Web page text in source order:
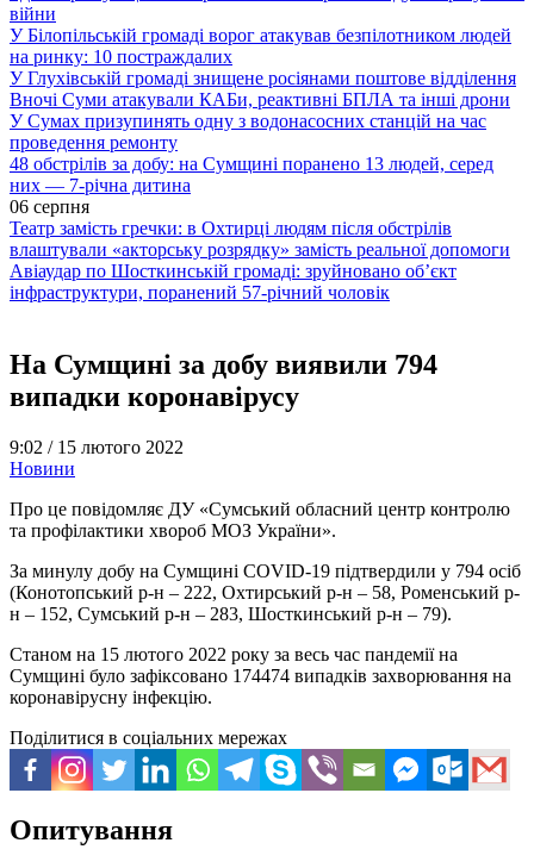
війни
У Білопільській громаді ворог атакував безпілотником людей
на ринку: 10 постраждалих
У Глухівській громаді знищене росіянами поштове відділення
Вночі Суми атакували КАБи, реактивні БПЛА та інші дрони
У Сумах призупинять одну з водонасосних станцій на час
проведення ремонту
48 обстрілів за добу: на Сумщині поранено 13 людей, серед
них — 7-річна дитина
06 серпня
Театр замість гречки: в Охтирці людям після обстрілів
влаштували «акторську розрядку» замість реальної допомоги
Авіаудар по Шосткинській громаді: зруйновано об’єкт
інфраструктури, поранений 57-річний чоловік
На Сумщині за добу виявили 794
випадки коронавірусу
9:02 / 15 лютого 2022
Новини
Про це повідомляє ДУ «Сумський обласний центр контролю
та профілактики хвороб МОЗ України».
За минулу добу на Сумщині COVID-19 підтвердили у 794 осіб
(Конотопський р-н – 222, Охтирський р-н – 58, Роменський р-
н – 152, Сумський р-н – 283, Шосткинський р-н – 79).
Станом на 15 лютого 2022 року за весь час пандемії на
Сумщині було зафіксовано 174474 випадків захворювання на
коронавірусну інфекцію.
Поділитися в соціальних мережах
Опитування